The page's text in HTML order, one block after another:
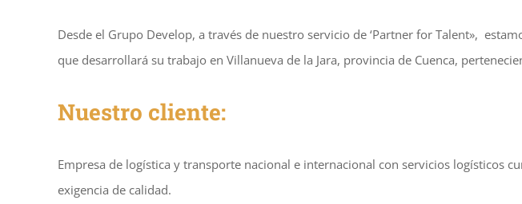
Desde el Grupo Develop, a través de nuestro servicio de ‘Partner for Talent»,
que desarrollará su trabajo en Villanueva de la Jara, provincia de Cuenca,
Nuestro cliente:
Empresa de logística y transporte nacional e internacional con servicios logísticos
exigencia de calidad.